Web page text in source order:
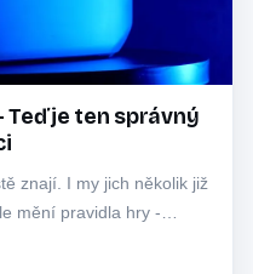
Teď je ten správný
znají. I my jich několik již
mění pravidla hry -…